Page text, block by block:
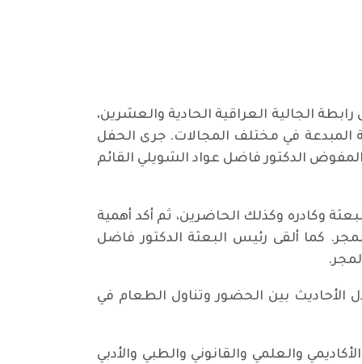
خاصة بمناسبة ذكرى تأسيس رابطة الجالية العراقية الحادية والعشرين،
المبدعة في مختلف المجالات. جرى الحفل
الدكتور فاضل عواد الشويلي القائم
وكادره وكذلك الحاضرين، ثم أكد أهمية
كما ألقى رئيس البعثة الدكتور فاضل
الأحاديث بين الحضور وتناول الطعام في
والعلمي والقانوني والطبي والأدبي